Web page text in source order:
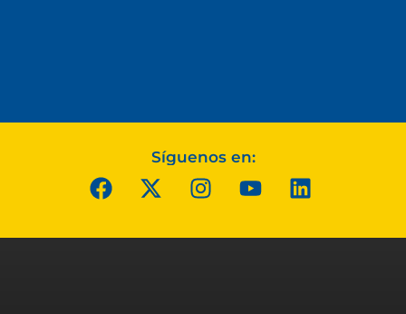
Síguenos en: